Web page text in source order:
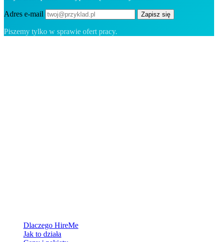
Adres e-mail Zapisz się
Piszemy tylko w sprawie ofert pracy.
Dlaczego HireMe
Jak to działa